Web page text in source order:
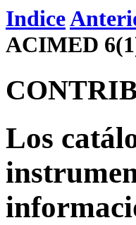
Indice
ACIMED
Los